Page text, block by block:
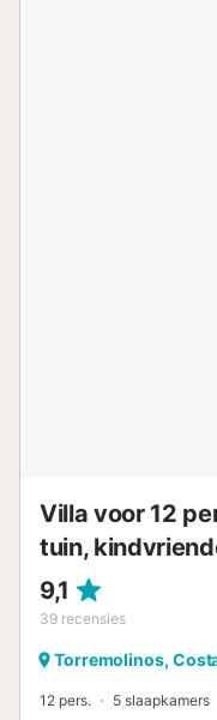
Villa voor 12
tuin,
9,1
39 recensies
Torremolinos,
12 pers. 5 slaapkamers